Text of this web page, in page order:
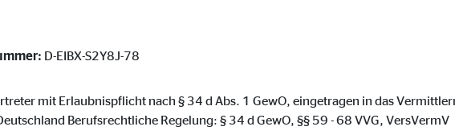
D-EIBX-S2Y8J-78
mit Erlaubnispflicht nach § 34 d Abs. 1 GewO, eingetragen in das
Berufsrechtliche Regelung: § 34 d GewO, §§ 59 - 68 VVG, VersVermV
Association
von Benutzereinstellungen